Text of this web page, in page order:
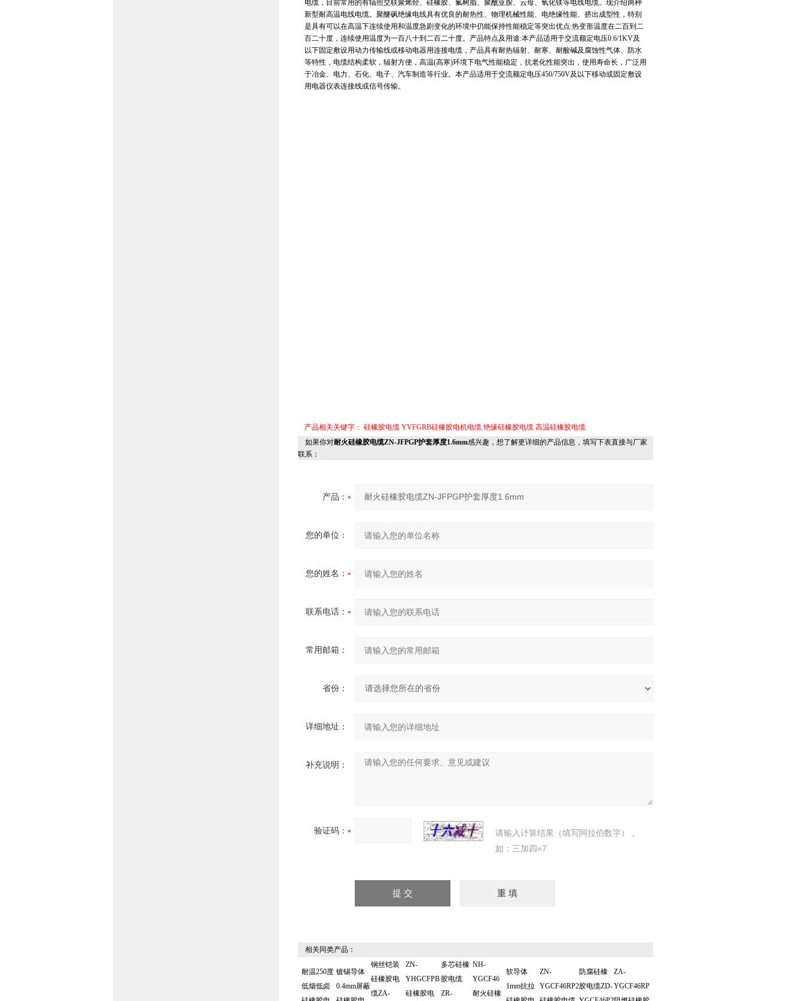
电缆，目前常用的有辐照交联聚烯烃、硅橡胶、氟树脂、聚酰亚胺、云母、氧化镁等电线电缆。现介绍两种
新型耐高温电线电缆。聚醚砜绝缘电线具有优良的耐热性、物理机械性能、电绝缘性能、挤出成型性，特别
是具有可以在高温下连续使用和温度急剧变化的环境中仍能保持性能稳定等突出优点:热变形温度在二百到二
百二十度，连续使用温度为一百八十到二百二十度。产品特点及用途:本产品适用于交流额定电压0.6/1KV及
以下固定敷设用动力传输线或移动电器用连接电缆，产品具有耐热辐射、耐寒、耐酸碱及腐蚀性气体、防水
等特性，电缆结构柔软，辐射方便，高温(高寒)环境下电气性能稳定，抗老化性能突出，使用寿命长，广泛用
于冶金、电力、石化、电子、汽车制造等行业。本产品适用于交流额定电压450/750V及以下移动或固定敷设
用电器仪表连接线或信号传输。
产品相关关键字： 硅橡胶电缆 YVFGRB硅橡胶电机电缆 绝缘硅橡胶电缆 高温硅橡胶电缆
如果你对耐火硅橡胶电缆ZN-JFPGP护套厚度1.6mm感兴趣，想了解更详细的产品信息，填写下表直接与厂家
联系：
产品：
您的单位：
您的姓名：
联系电话：
常用邮箱：
省份：
详细地址：
补充说明：
验证码：
请输入计算结果（填写阿拉伯数字），
如：三加四=7
相关同类产品：
耐温250度
低烟低卤
镀锡导体
0.4mm屏蔽
钢丝铠装
硅橡胶电
缆ZA-
ZN-
YHGCFPB
硅橡胶电
多芯硅橡
胶电缆
ZR-
NH-
YGCF46
耐火硅橡
软导体
1mm抗拉
ZN-
YGCF46RP2
防腐硅橡
胶电缆ZD-
ZA-
YGCF46RP